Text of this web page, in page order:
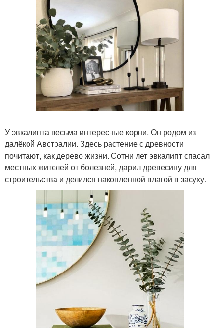
У эвкалипта весьма интересные корни. Он родом из
далёкой Австралии. Здесь растение с древности
почитают, как дерево жизни. Сотни лет эвкалипт спасал
местных жителей от болезней, дарил древесину для
строительства и делился накопленной влагой в засуху.